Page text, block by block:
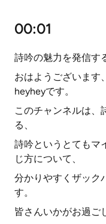
00:01
詩吟の魅力を発信す
おはようございます
heyheyです。
このチャンネルは、
る、
詩吟というとてもマ
じ方について、
分かりやすくザック
す。
皆さんいかがお過ご